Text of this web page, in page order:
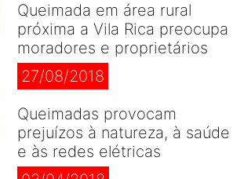
Queimada em área rural
próxima a Vila Rica preocupa
moradores e proprietários
27/08/2018
Queimadas provocam
prejuízos à natureza, à saúde
e às redes elétricas